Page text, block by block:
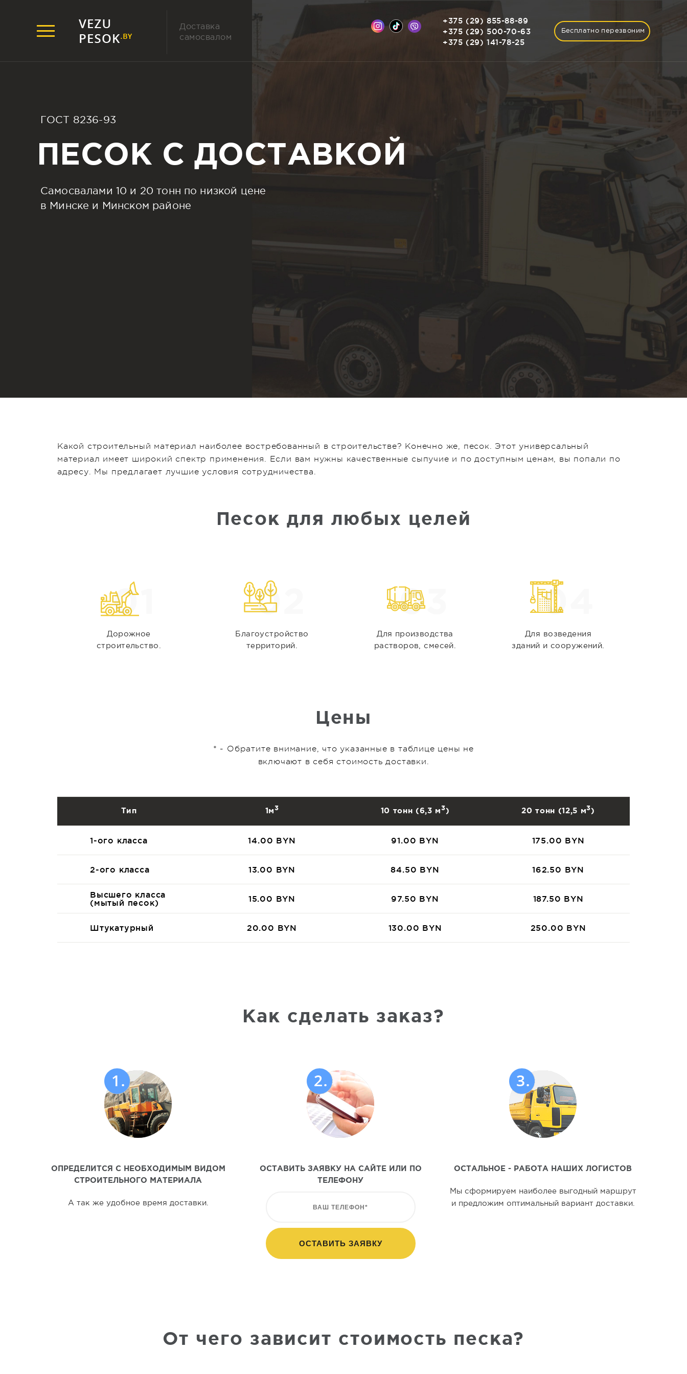
Доставка
самосвалом
+375 (29) 855-88-89
+375 (29) 500-70-63
+375 (29) 141-78-25
Бесплатно перезвоним
ГОСТ 8236-93
ПЕСОК С ДОСТАВКОЙ
Cамосвалами 10 и 20 тонн по низкой цене
в Минске и Минском районе
Какой строительный материал наиболее востребованный в строительстве? Конечно же, песок. Этот универсальный
материал имеет широкий спектр применения. Если вам нужны качественные сыпучие и по доступным ценам, вы попали по
адресу. Мы предлагает лучшие условия сотрудничества.
Песок для любых целей
01
Дорожное
строительство.
02
Благоустройство
территорий.
03
Для производства
растворов, смесей.
04
Для возведения
зданий и сооружений.
Цены
* - Обратите внимание, что указанные в таблице цены не
включают в себя стоимость доставки.
Тип 1м3 10 тонн (6,3 м3) 20 тонн (12,5 м3)
1-ого класса 14.00 BYN 91.00 BYN 175.00 BYN
2-ого класса 13.00 BYN 84.50 BYN 162.50 BYN
Высшего класса
(мытый песок)
15.00 BYN 97.50 BYN 187.50 BYN
Штукатурный 20.00 BYN 130.00 BYN 250.00 BYN
Как сделать заказ?
ОПРЕДЕЛИТСЯ С НЕОБХОДИМЫМ ВИДОМ
СТРОИТЕЛЬНОГО МАТЕРИАЛА
А так же удобное время доставки.
ОСТАВИТЬ ЗАЯВКУ НА САЙТЕ ИЛИ ПО
ТЕЛЕФОНУ
ОСТАЛЬНОЕ - РАБОТА НАШИХ ЛОГИСТОВ
Мы сформируем наиболее выгодный маршрут
и предложим оптимальный вариант доставки.
От чего зависит стоимость песка?